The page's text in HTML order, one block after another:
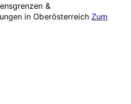
&
in Oberösterreich Zum